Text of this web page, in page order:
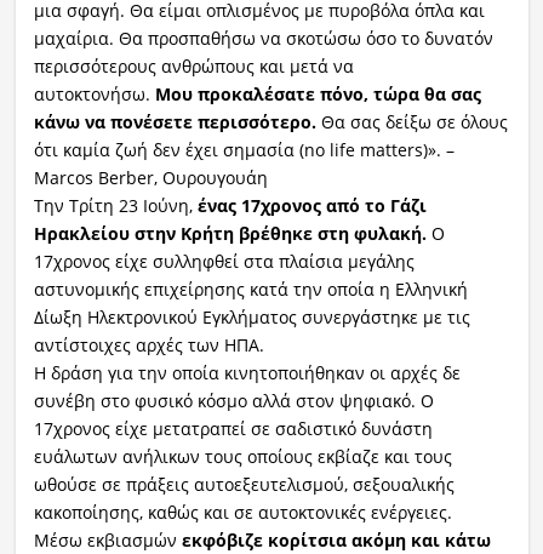
μια σφαγή. Θα είμαι οπλισμένος με πυροβόλα όπλα και
μαχαίρια. Θα προσπαθήσω να σκοτώσω όσο το δυνατόν
περισσότερους ανθρώπους και μετά να
αυτοκτονήσω. Μου προκαλέσατε πόνο, τώρα θα σας
κάνω να πονέσετε περισσότερο.Θα σας δείξω σε όλους
ότι καμία ζωή δεν έχει σημασία (no life matters)». –
Marcos Berber, Ουρουγουάη
Την Τρίτη 23 Ιούνη, ένας 17χρονος από το Γάζι
Ηρακλείου στην Κρήτη βρέθηκε στη φυλακή.Ο
17χρονος είχε συλληφθεί στα πλαίσια μεγάλης
αστυνομικής επιχείρησης κατά την οποία η Ελληνική
Δίωξη Ηλεκτρονικού Εγκλήματος συνεργάστηκε με τις
αντίστοιχες αρχές των ΗΠΑ.
Η δράση για την οποία κινητοποιήθηκαν οι αρχές δε
συνέβη στο φυσικό κόσμο αλλά στον ψηφιακό. Ο
17χρονος είχε μετατραπεί σε σαδιστικό δυνάστη
ευάλωτων ανήλικων τους οποίους εκβίαζε και τους
ωθούσε σε πράξεις αυτοεξευτελισμού, σεξουαλικής
κακοποίησης, καθώς και σε αυτοκτονικές ενέργειες.
Μέσω εκβιασμών εκφόβιζε κορίτσια ακόμη και κάτω